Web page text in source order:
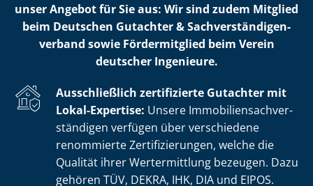
unser Angebot für Sie aus: Wir sind zudem Mitglied
beim Deutschen Gutachter & Sach­ver­stän­di­gen­
ver­band sowie Fördermitglied beim Verein
deutscher Ingenieure.
Ausschließlich zertifizierte Gutachter mit
Lokal-Expertise: Unsere Im­mo­bi­li­en­sach­ver­
stän­di­gen verfügen über verschiedene
renommierte Zer­ti­fi­zie­run­gen, welche die
Qualität ihrer Wertermittlung bezeugen. Dazu
gehören TÜV, DEKRA, IHK, DIA und EIPOS.